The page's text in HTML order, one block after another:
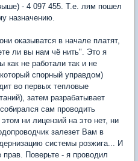
- 4 097 455. Т.е. лям пошел
назначению.
оказыватся в начале платят,
ли вы нам чё нить". Это я
не работали так и не
спорный управдом)
во первых тепловые
затем разрабатывает
сам проводить
ни лицензий на это нет, ни
залезет Вам в
системы розжига... И
Поверьте - я проводил